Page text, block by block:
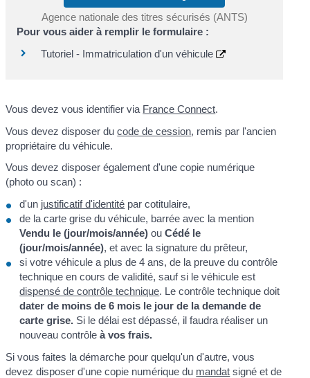
Agence nationale des titres sécurisés (ANTS)
Pour vous aider à remplir le formulaire :
Tutoriel - Immatriculation d'un véhicule
Vous devez vous identifier via France Connect.
Vous devez disposer ducode de cession, remis par l'ancien
propriétaire du véhicule.
Vous devez disposer également d'une copie numérique
(photo ou scan) :
d'un justificatif d'identité par cotitulaire,
de la carte grise du véhicule, barrée avec la mention
Vendu le (jour/mois/année) ouCédé le
(jour/mois/année), et avec la signature du prêteur,
si votre véhicule a plus de 4 ans, de la preuve du contrôle
technique en cours de validité, sauf si le véhicule est
dispensé de contrôle technique. Le contrôle technique doit
dater de moins de 6 mois le jour de la demande de
carte grise. Si le délai est dépassé, il faudra réaliser un
nouveau contrôleà vos frais.
Si vous faites la démarche pour quelqu'un d'autre, vous
devez disposer d'une copie numérique du mandat signé et de